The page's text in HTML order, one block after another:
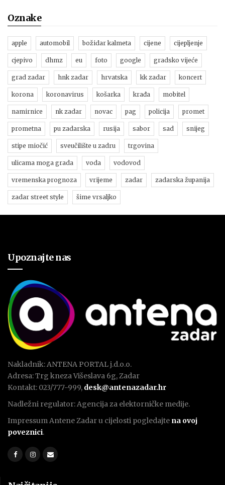
Oznake
apple automobil božidar kalmeta cijene cijepljenje
cjepivo dhmz eu foto google gradsko vijeće
grad zadar hnk zadar hrvatska kk zadar koncert
korona koronavirus košarka krađa mobitel
namirnice nk zadar novac pag policija promet
prometna pu zadarska rusija sabor sad snijeg
stipe miočić sveučilište u zadru trgovina
ulicama moga grada voda vodovod
vremenska prognoza vrijeme zadar zadarska županija
zadar street style šime vrsaljko
Upoznajte nas
Nakladnik: ANTENA PORTAL j.d.o.o.
Adresa: Trg kneza Višeslava 6g, Zadar
Kontakt: 023/777-999, desk@antenazadar.hr
Nadležni regulator: Agencija za elektorničke medije.
Impressum Antene Zadar u cijelosti pogledajte na ovoj
poveznici.